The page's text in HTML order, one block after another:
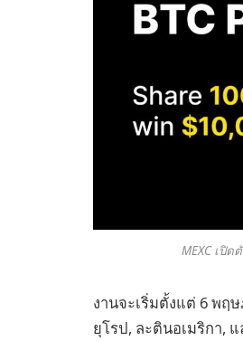
MEXC เปิ
งานจะเริ่มตั้งแต่ 6 พฤ
ยุโรป, ละตินอเมริกา,